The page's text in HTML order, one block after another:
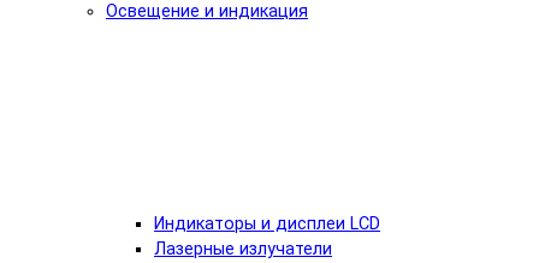
Освещение и индикация
Индикаторы и дисплеи LCD
Лазерные излучатели